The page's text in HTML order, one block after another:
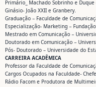
Primário_ Machado Sobrinho e Duque
Ginásio- João XXII e Granbery.
Graduação – Faculdade de
Especialização- Marketing –
Mestrado em Comunicação –
Doutorado em Comunicação –
Pós- Doutorado – Universidade do
CARREIRA ACADÊMICA
Professor da Faculdade de
Cargos Ocupados na Faculdade-
Rádio Facom e Produtora de